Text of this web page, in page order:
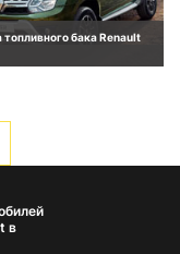
бака Renault
в